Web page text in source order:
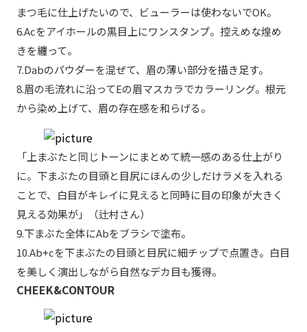
まつ毛に仕上げたいので、ビューラーは使わないでOK。
6.Acをアイホールの黒目上にワンスタンプ。控えめな煌め
きを纏って。
7.Dabのパウダーを混ぜて、眉の薄い部分を描き足す。
8.眉の毛流れに沿ってEの眉マスカラでカラーリング。根元
から染め上げて、眉の存在感を和らげる。
「上まぶたと同じトーンにまとめて統一感のある仕上がり
に。下まぶたの目頭と目尻にほんの少しだけラメを入れる
ことで、白目がキレイに見えると同時に目の印象が大きく
見える効果が」（辻村さん）
9.下まぶた全体にAbをブラシで塗布。
10.Ab+cを下まぶたの目頭と目尻に細チップで点置き。白目
を美しく演出しながら自然なデカ目も獲得。
CHEEK&CONTOUR